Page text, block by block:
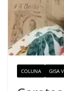
COLUNA GISA